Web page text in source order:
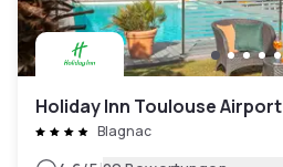
Holiday Inn Toulouse Airport
Blagnac